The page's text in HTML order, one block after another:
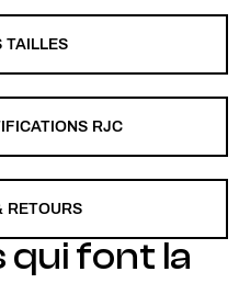
TAILLES
RJC
RETOURS
qui font la